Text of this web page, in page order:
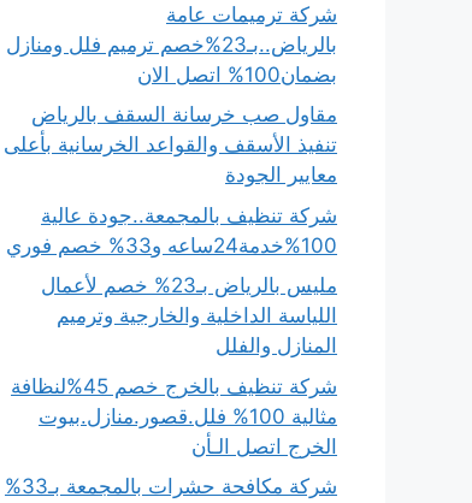
شركة ترميمات عامة
بالرياض..بـ23%خصم ترميم فلل ومنازل
بضمان100% اتصل الان
مقاول صب خرسانة السقف بالرياض
تنفيذ الأسقف والقواعد الخرسانية بأعلى
معايير الجودة
شركة تنظيف بالمجمعة..جودة عالية
100%خدمة24ساعه و33% خصم فوري
مليس بالرياض بـ23% خصم لأعمال
اللياسة الداخلية والخارجية وترميم
المنازل والفلل
شركة تنظيف بالخرج خصم 45%لنظافة
مثالية 100% فلل.قصور.منازل.بيوت
الخرج اتصل الـأن
شركة مكافحة حشرات بالمجمعة بـ33%